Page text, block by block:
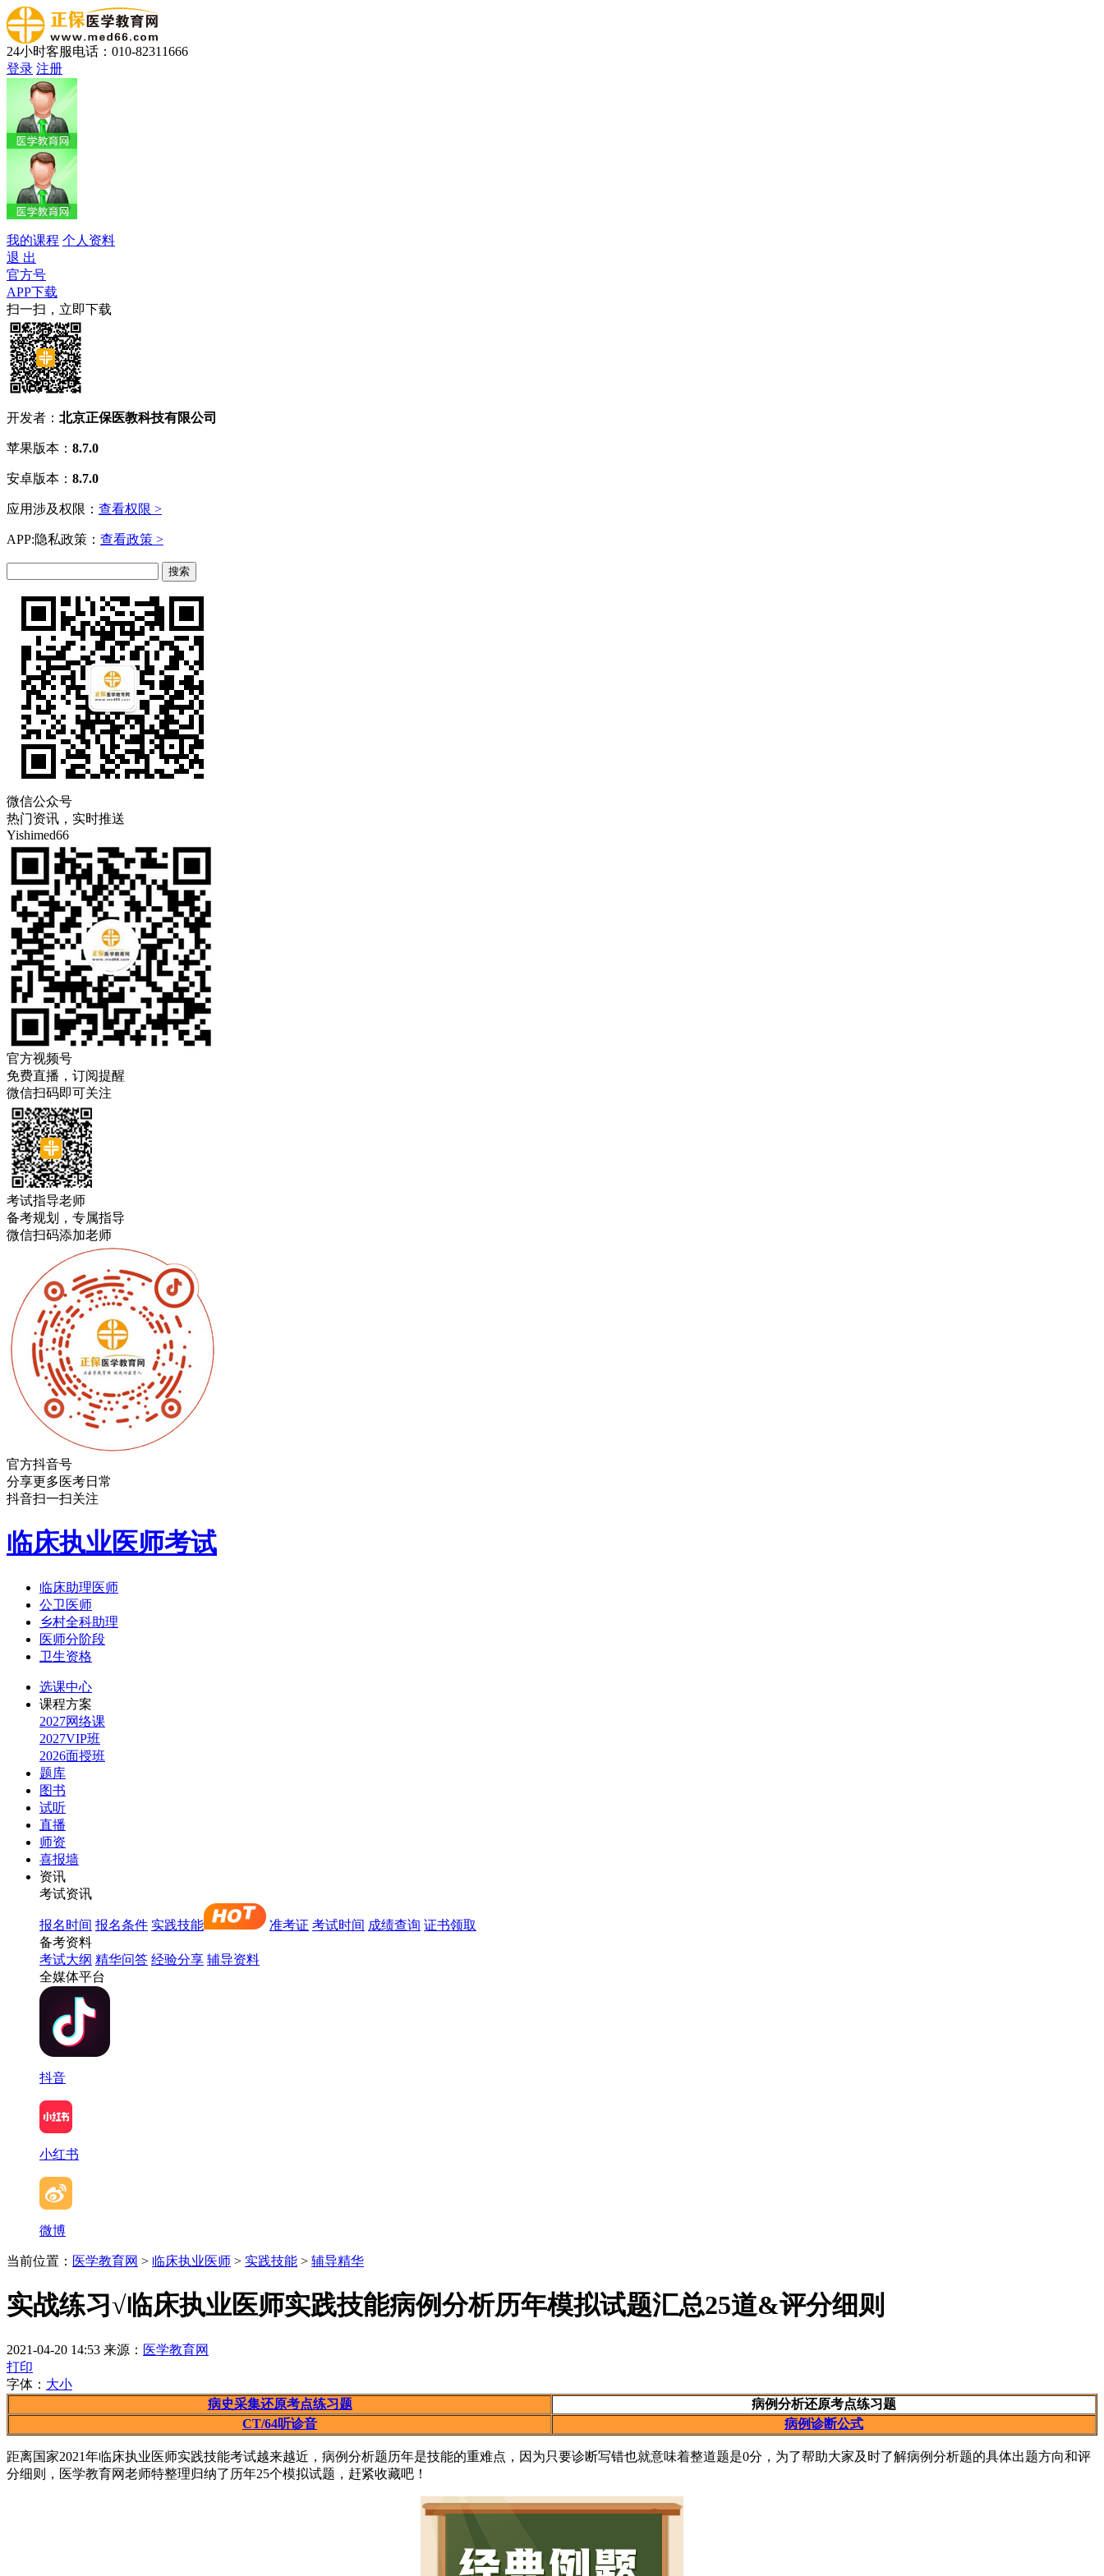
24小时客服电话：010-82311666
登录 注册
我的课程 个人资料
退 出
官方号
APP下载
扫一扫，立即下载
开发者： 北京正保医教科技有限公司
苹果版本： 8.7.0
安卓版本： 8.7.0
应用涉及权限： 查看权限 >
APP:隐私政策： 查看政策 >
微信公众号
热门资讯，实时推送
Yishimed66
官方视频号
免费直播，订阅提醒
微信扫码即可关注
考试指导老师
备考规划，专属指导
微信扫码添加老师
官方抖音号
分享更多医考日常
抖音扫一扫关注
临床执业医师考试
临床助理医师
公卫医师
乡村全科助理
医师分阶段
卫生资格
选课中心
课程方案
2027网络课
2027VIP班
2026面授班
题库
图书
试听
直播
师资
喜报墙
资讯
考试资讯
报名时间 报名条件 实践技能 准考证 考试时间 成绩查询 证书领取
备考资料
考试大纲 精华问答 经验分享 辅导资料
全媒体平台
抖音
小红书
微博
当前位置： 医学教育网 > 临床执业医师 > 实践技能 > 辅导精华
实战练习√临床执业医师实践技能病例分析历年模拟试题汇总25道&评分细则
2021-04-20 14:53 来源： 医学教育网
打印
字体： 大小
病史采集还原考点练习题
病例分析还原考点练习题
CT/64听诊音
病例诊断公式
距离国家2021年临床执业医师实践技能考试越来越近，病例分析题历年是技能的重难点，因为只要诊断写错也就意味着整道题是0分，为了帮助大家及时了解病例分析题的具体出题方向和评
分细则，医学教育网老师特整理归纳了历年25个模拟试题，赶紧收藏吧！